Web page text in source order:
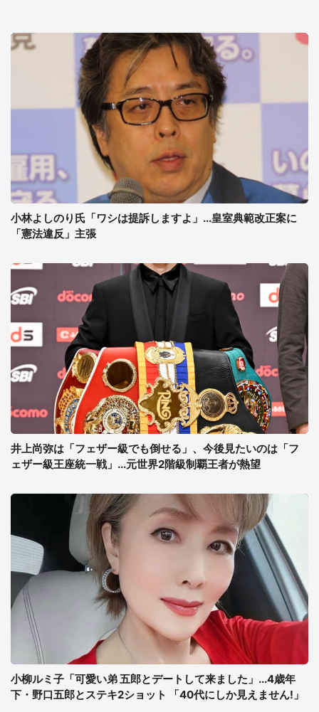
小林よしのり氏「ワシは提訴しますよ」...皇室典範改正案に
「憲法違反」主張
井上尚弥は「フェザー級でも倒せる」、今後見たいのは「フ
ェザー級王座統一戦」...元世界2階級制覇王者が熱望
小柳ルミ子「可愛い弟 五郎とデートして来ました」...4歳年
下・野口五郎とステキ2ショット 「40代にしか見えません!」